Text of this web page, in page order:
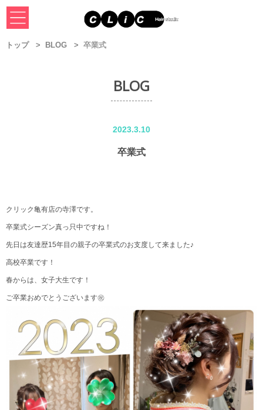
トップ BLOG 卒業式
BLOG
2023.3.10
卒業式
クリック亀有店の寺澤です。
卒業式シーズン真っ只中ですね！
先日は友達歴15年目の親子の卒業式のお支度して来ました♪
高校卒業です！
春からは、女子大生です！
ご卒業おめでとうございます㊗️